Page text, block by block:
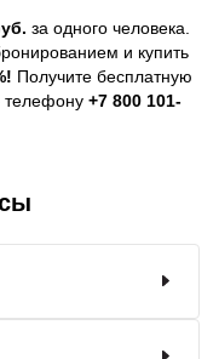
за одного человека.
и купить
Получите бесплатную
телефону +7 800 101-